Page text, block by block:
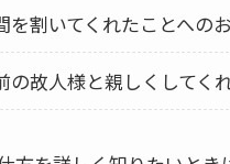
を割いてくれたことへの
の故人様と親しくしてく